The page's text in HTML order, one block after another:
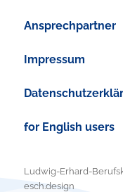
Ansprechpartner
Impressum
for English users
Ludwig-Erhard-
esch.design